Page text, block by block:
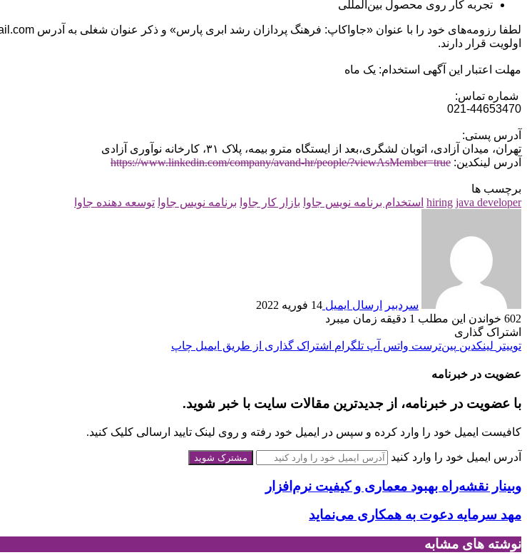
تجربه کار روی محصول بین‌المللی
لطفا رزومه‌های خود را با عنوان «جاواکاپ: فرهنگ پردازان رشد ابری پارس» و ذکر عنوان شغلی به آدرس mo.azhdary@gmail.com
اولویت قرار دارند.
مهلت اعتبار این آگهی استخدام: یک ماه
شماره تماس:
021-44653470
آدرس پستی:
تهران، میدان آزادی، اتوبان لشگری،بعد از ایستگاه مترو بیمه، پلاک ۳۱، کارخانه نوآوری آزادی
آدرس لینکدین:
https://www.linkedin.com/company/avand-hr/people/?viewAsMember=true
برچسب ها
hiring java developer استخدام برنامه نویس جاوا بازار کار جاوا برنامه نویس جاوا توسعه دهنده جاوا
سردبیر ارسال ایمیل 14 فوریه 2022
602 خواندن این مطلب 1 دقیقه زمان می‎برد
اشتراک گذاری
توییتر لینکدین ‫پین‌ترست واتس آپ تلگرام اشتراک گذاری از طریق ایمیل چاپ
عضویت در خبرنامه
با عضویت در خبرنامه، از جدیدترین مقالات سایت با خبر شوید.
کافیست ایمیل خود را وارد کرده و سپس در ایمیل خود رفته و روی لینک تایید ارسالی کلیک کنید.
آدرس ایمیل خود را وارد کنید
وبینار نقشه‌راه بهبود معماری و کیفیت نرم‌افزار
مهد سرمایه دعوت به همکاری می‌نماید
نوشته های مشابه